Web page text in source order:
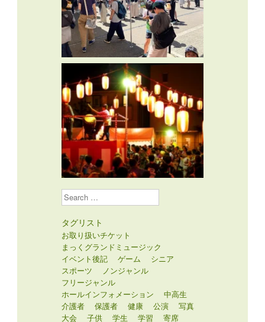
Search
タグリスト
お取り扱いチケット
まっくグランドミュージック
イベント後記
ゲーム
シニア
スポーツ
ノンジャンル
フリージャンル
ホールインフォメーション
中高生
介護者
保護者 健康 公演
写真
大会
子供 学生 学習 寄席